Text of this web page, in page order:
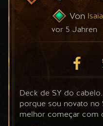
Von
vor 5 Jahren
Deck de SY do
porque sou novato no
melhor começar com